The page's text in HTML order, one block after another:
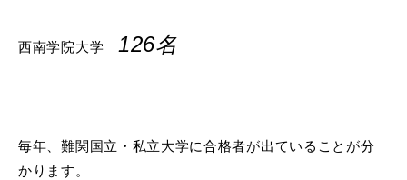
西南学院大学 126名
毎年、難関国立・私立大学に合格者が出ていることが分
かります。